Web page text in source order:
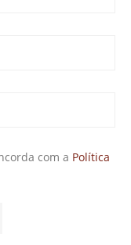
com a Política